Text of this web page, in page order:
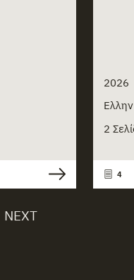
2026
2
4